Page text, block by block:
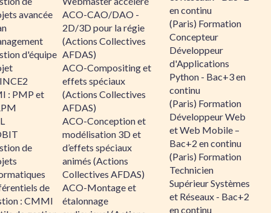
avancée
d'équipe
: PMP et
de
de
: CMMI
ACO-CAO/DAO -
2D/3D pour la régie
(Actions Collectives
AFDAS)
ACO-Compositing et
effets spéciaux
(Actions Collectives
AFDAS)
ACO-Conception et
modélisation 3D et
d’effets spéciaux
animés (Actions
Collectives AFDAS)
ACO-Montage et
étalonnage
en continu
(Paris) Formation
Concepteur
Développeur
d'Applications
Python - Bac+3 en
continu
(Paris) Formation
Développeur Web
et Web Mobile –
Bac+2 en continu
(Paris) Formation
Technicien
Supérieur Systèmes
et Réseaux - Bac+2
en continu